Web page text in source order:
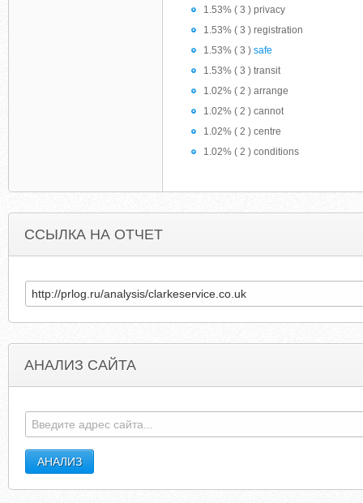
1.53% ( 3 ) privacy
1.53% ( 3 ) registration
1.53% ( 3 ) safe
1.53% ( 3 ) transit
1.02% ( 2 ) arrange
1.02% ( 2 ) cannot
1.02% ( 2 ) centre
1.02% ( 2 ) conditions
ССЫЛКА НА ОТЧЕТ
АНАЛИЗ САЙТА